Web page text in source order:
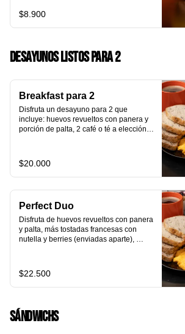
$8.900
Desayunos Listos para 2
Breakfast para 2
Disfruta un desayuno para 2 que
incluye: huevos revueltos con panera y
porción de palta, 2 café o té a elección, 2
hecha en casa, un mini brownie y galleta
de avena para compartir.
$20.000
Perfect Duo
Disfruta de huevos revueltos con panera
y palta, más tostadas francesas con
nutella y berries (enviadas aparte),
mermelada de arándanos y granola
hecha en casa.
$22.500
Sándwichs